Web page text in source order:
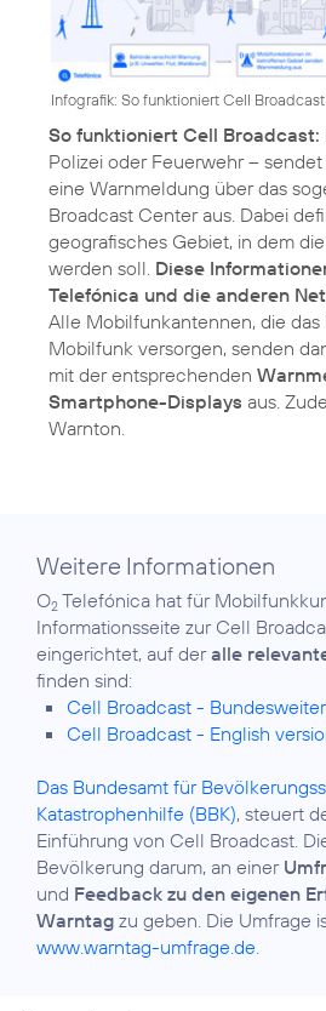
Infografik: So funktioniert Cell
So funktioniert Cell Broadcast:
Polizei oder Feuerwehr –
eine Warnmeldung über das
Broadcast Center aus. Dabei
geografisches Gebiet, in dem
werden soll. Diese
Telefónica und die anderen
Alle Mobilfunkantennen, die
Mobilfunk versorgen, senden
mit der entsprechenden
Smartphone-Displays aus.
Warnton.
Weitere Informationen
O2 Telefónica hat für
Informationsseite zur Cell
eingerichtet, auf deralle
Cell Broadcast -
Cell Broadcast - English
Das Bundesamt für
Katastrophenhilfe (BBK), steuert
Einführung von Cell Broadcast.
Bevölkerung darum, an einer
und Feedback zu den eigenen
Warntag zu geben. Die Umfrage
www.warntag-umfrage.de.